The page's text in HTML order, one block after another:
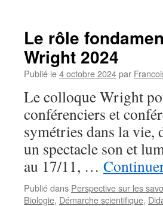
Le rôle
Wright 2024
Publié le4 octobre 2024par
Le colloque Wright
conférenciers et
symétries dans la vie,
un spectacle son et
au 17/11, …
Publié dans Perspective sur les
Biologie, Démarche scientifique,